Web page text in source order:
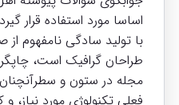
اساسا مورد استفاده قرار
با تولید سادگی نامفهوم
طراحان گرافیک است،
مجله در ستون و
فعلی تکنولوژی مورد نیاز،